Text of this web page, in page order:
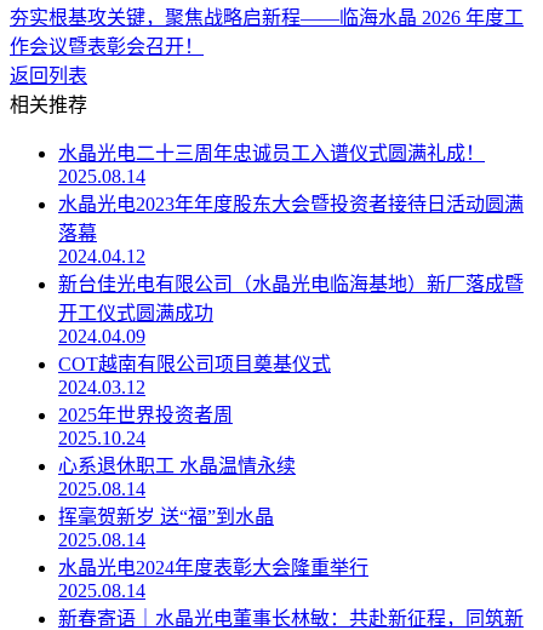
夯实根基攻关键，聚焦战略启新程——临海水晶 2026 年度工
作会议暨表彰会召开！
返回列表
相关推荐
水晶光电二十三周年忠诚员工入谱仪式圆满礼成！
2025.08.14
水晶光电2023年年度股东大会暨投资者接待日活动圆满
落幕
2024.04.12
新台佳光电有限公司（水晶光电临海基地）新厂落成暨
开工仪式圆满成功
2024.04.09
COT越南有限公司项目奠基仪式
2024.03.12
2025年世界投资者周
2025.10.24
心系退休职工 水晶温情永续
2025.08.14
挥毫贺新岁 送“福”到水晶
2025.08.14
水晶光电2024年度表彰大会隆重举行
2025.08.14
新春寄语｜水晶光电董事长林敏：共赴新征程，同筑新